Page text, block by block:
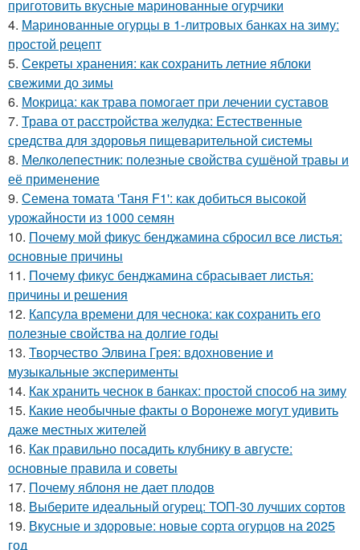
приготовить вкусные маринованные огурчики
4. Маринованные огурцы в 1-литровых банках на зиму:
простой рецепт
5. Секреты хранения: как сохранить летние яблоки
свежими до зимы
6. Мокрица: как трава помогает при лечении суставов
7. Трава от расстройства желудка: Естественные
средства для здоровья пищеварительной системы
8. Мелколепестник: полезные свойства сушёной травы и
её применение
9. Семена томата 'Таня F1': как добиться высокой
урожайности из 1000 семян
10. Почему мой фикус бенджамина сбросил все листья:
основные причины
11. Почему фикус бенджамина сбрасывает листья:
причины и решения
12. Капсула времени для чеснока: как сохранить его
полезные свойства на долгие годы
13. Творчество Элвина Грея: вдохновение и
музыкальные эксперименты
14. Как хранить чеснок в банках: простой способ на зиму
15. Какие необычные факты о Воронеже могут удивить
даже местных жителей
16. Как правильно посадить клубнику в августе:
основные правила и советы
17. Почему яблоня не дает плодов
18. Выберите идеальный огурец: ТОП-30 лучших сортов
19. Вкусные и здоровые: новые сорта огурцов на 2025
год